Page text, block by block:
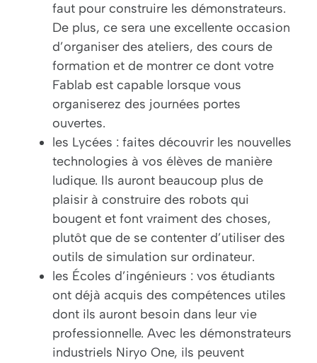
faut pour construire les démonstrateurs.
De plus, ce sera une excellente occasion
d’organiser des ateliers, des cours de
formation et de montrer ce dont votre
Fablab est capable lorsque vous
organiserez des journées portes
ouvertes.
les Lycées : faites découvrir les nouvelles
technologies à vos élèves de manière
ludique. Ils auront beaucoup plus de
plaisir à construire des robots qui
bougent et font vraiment des choses,
plutôt que de se contenter d’utiliser des
outils de simulation sur ordinateur.
les Écoles d’ingénieurs : vos étudiants
ont déjà acquis des compétences utiles
dont ils auront besoin dans leur vie
professionnelle. Avec les démonstrateurs
industriels Niryo One, ils peuvent